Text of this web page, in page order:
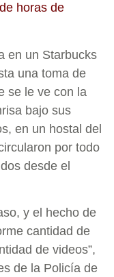
horas de
en un Starbucks
una toma de
se le ve con la
bajo sus
en un hostal del
por todo
desde el
y el hecho de
cantidad de
de videos”,
de la Policía de